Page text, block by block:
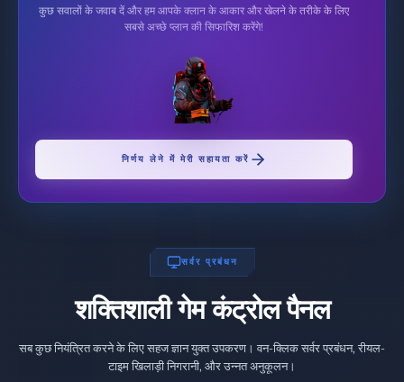
कुछ सवालों के जवाब दें और हम आपके क्लान के आकार और खेलने के तरीके के लिए
सबसे अच्छे प्लान की सिफारिश करेंगे!
निर्णय लेने में मेरी सहायता करें
सर्वर प्रबंधन
शक्तिशाली गेम कंट्रोल पैनल
सब कुछ नियंत्रित करने के लिए सहज ज्ञान युक्त उपकरण। वन-क्लिक सर्वर प्रबंधन, रीयल-
टाइम खिलाड़ी निगरानी, और उन्नत अनुकूलन।